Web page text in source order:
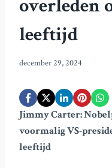
overleden
leeftijd
december 29, 2024
Jimmy Carter:
voormalig VS-
leeftijd